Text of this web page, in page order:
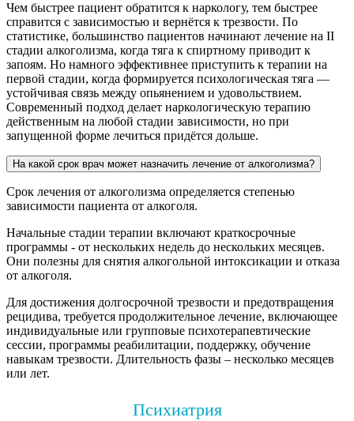
Чем быстрее пациент обратится к наркологу, тем быстрее
справится с зависимостью и вернётся к трезвости. По
статистике, большинство пациентов начинают лечение на II
стадии алкоголизма, когда тяга к спиртному приводит к
запоям. Но намного эффективнее приступить к терапии на
первой стадии, когда формируется психологическая тяга —
устойчивая связь между опьянением и удовольствием.
Современный подход делает наркологическую терапию
действенным на любой стадии зависимости, но при
запущенной форме лечиться придётся дольше.
На какой срок врач может назначить лечение от алкоголизма?
Срок лечения от алкоголизма определяется степенью
зависимости пациента от алкоголя.
Начальные стадии терапии включают краткосрочные
программы - от нескольких недель до нескольких месяцев.
Они полезны для снятия алкогольной интоксикации и отказа
от алкоголя.
Для достижения долгосрочной трезвости и предотвращения
рецидива, требуется продолжительное лечение, включающее
индивидуальные или групповые психотерапевтические
сессии, программы реабилитации, поддержку, обучение
навыкам трезвости. Длительность фазы – несколько месяцев
или лет.
Психиатрия